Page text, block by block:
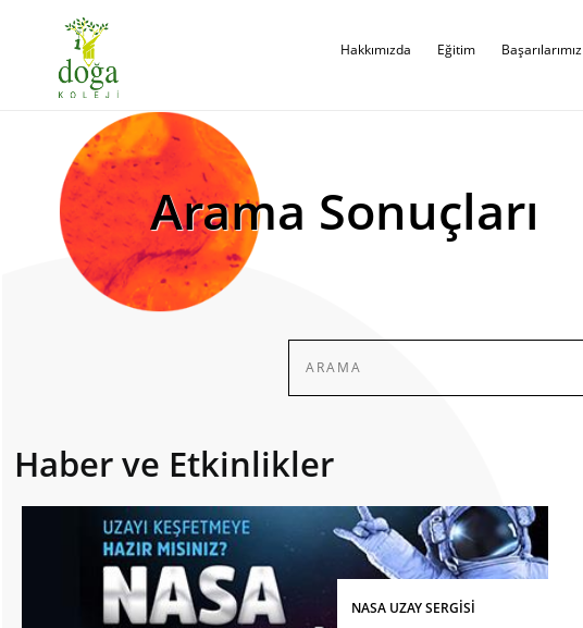
Hakkımızda Eğitim Başarılarımız
Arama Sonuçları
Haber ve Etkinlikler
NASA UZAY SERGİSİ